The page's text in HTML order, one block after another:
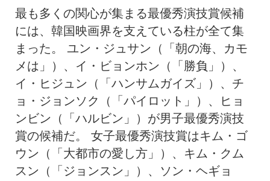
最も多くの関心が集まる最優秀演技賞候補
には、韓国映画界を支えている柱が全て集
まった。 ユン・ジュサン（「朝の海、カモ
メは」）、イ・ビョンホン（「勝負」）、
イ・ヒジュン（「ハンサムガイズ」）、チ
ョ・ジョンソク（「パイロット」）、ヒョ
ンビン（「ハルビン」）が男子最優秀演技
賞の候補だ。 女子最優秀演技賞はキム・ゴ
ウン（「大都市の愛し方」）、キム・クム
スン（「ジョンスン」）、ソン・ヘギョ